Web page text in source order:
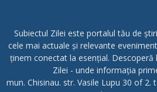
Subiectul Zilei este portalul tău de
cele mai actuale și relevante
ținem conectat la esențial. Descoperă
Zilei - unde informația
mun. Chisinau. str. Vasile Lupu 30 of 2.